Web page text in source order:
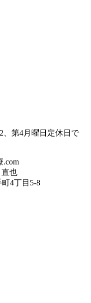
第4月曜日定休日で
.com
也
4丁目5-8